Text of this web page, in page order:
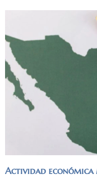
Actividad económica